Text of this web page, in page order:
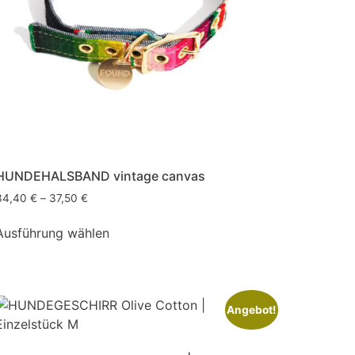
vintage canvas
€ – 37,50 €
wählen
Angebot!